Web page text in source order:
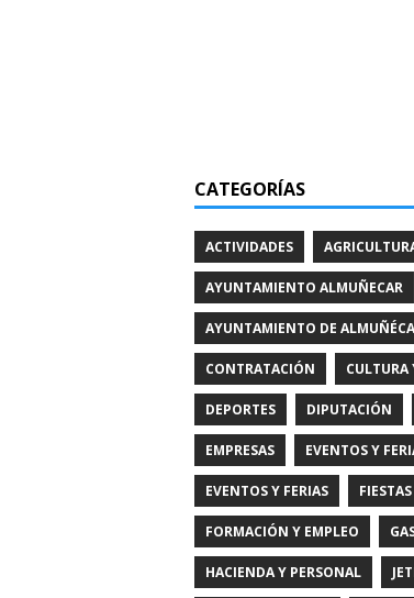
CATEGORÍAS
ACTIVIDADES
AYUNTAMIENTO ALMUÑECAR
AYUNTAMIENTO DE
CONTRATACIÓN CULTURA
DEPORTES DIPUTACIÓN
EMPRESAS EVENTOS Y
EVENTOS Y FERIAS
FORMACIÓN Y EMPLEO
HACIENDA Y PERSONAL